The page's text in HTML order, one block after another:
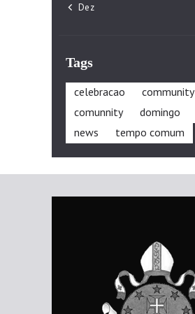
« Dez
Tags
celebracao
community
comunnity
domingo
news
tempo comum